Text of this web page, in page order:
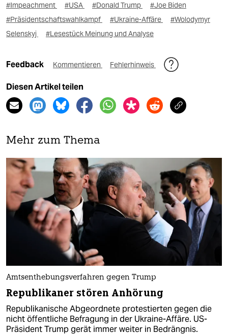
#Impeachment #USA #Donald Trump
#Joe Biden
#Präsidentschaftswahlkampf
#Ukraine-Affäre
#Wolodymyr
Selenskyj
#Lesestück Meinung und Analyse
Feedback Kommentieren Fehlerhinweis
Diesen Artikel teilen
Mehr zum Thema
Amtsenthebungsverfahren gegen Trump
Republikaner stören Anhörung
Republikanische Abgeordnete protestierten gegen die
nicht öffentliche Befragung in der Ukraine-Affäre. US-
Präsident Trump gerät immer weiter in Bedrängnis.